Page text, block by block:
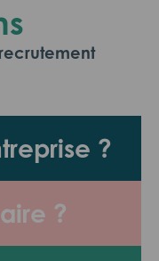
?
?